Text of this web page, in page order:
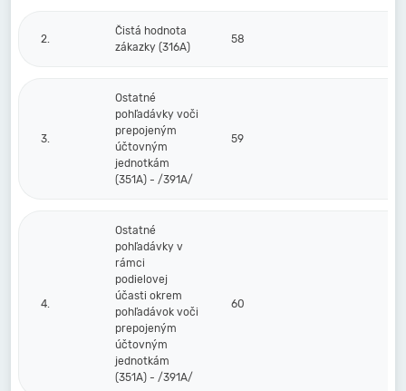
2.
Čistá hodnota
zákazky (316A)
58
3.
Ostatné
pohľadávky voči
prepojeným
účtovným
jednotkám
(351A) - /391A/
59
4.
Ostatné
pohľadávky v
rámci
podielovej
účasti okrem
pohľadávok voči
prepojeným
účtovným
jednotkám
(351A) - /391A/
60